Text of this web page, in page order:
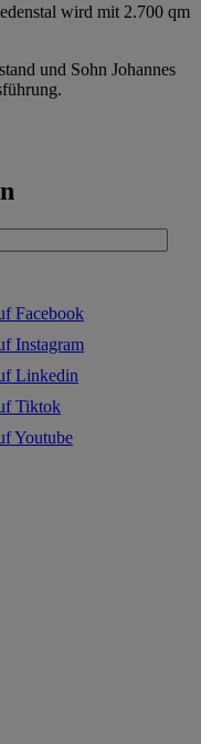
wird mit 2.700 qm
und Sohn Johannes
Facebook
Instagram
Linkedin
Tiktok
Youtube